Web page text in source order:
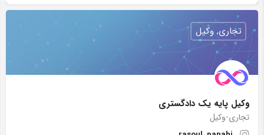
وکیل پایه یک دادگستری
تجاری-وکیل
تجاری, وکیل